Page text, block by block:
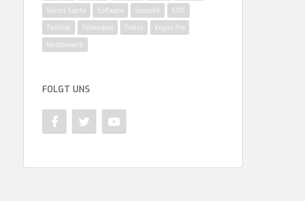
Secret Santa
Software Statistik
STIC
Technik
Tellerrand Tribut
Vegas Pro
Wettbewerb
FOLGT UNS